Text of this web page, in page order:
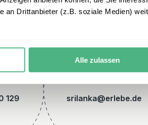
an Drittanbieter (z.B. soziale Medien)
Alle zulassen
129
E-Mail
srilanka@erlebe.de